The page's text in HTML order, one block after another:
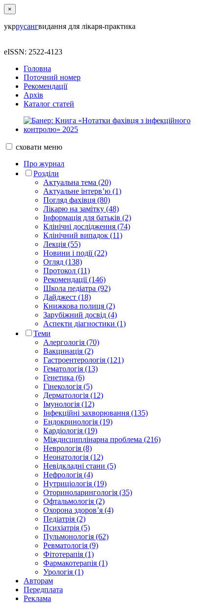
×
укррусангвидання для лікаря-практика
eISSN: 2522-4123
Головна
Поточний номер
Рекомендації
Архів
Каталог статей
сховати меню
Про журнал
Розділи
Актуальна тема (20)
Актуальне інтерв’ю (1)
Погляд фахівця (80)
Лікарю на замітку (48)
Інформація для батьків (2)
Клінічні дослідження (74)
Клінічний випадок (11)
Лекція (55)
Новини і події (22)
Огляд (138)
Протокол (11)
Рекомендації (146)
Школа педіатра (92)
Дайджест (18)
Книжкова полиця (2)
Зарубіжний досвід (4)
Аспекти діагностики (1)
Теми
Алергологія (70)
Вакцинація (2)
Гастроентерологія (121)
Гематологія (13)
Генетика (6)
Гінекологія (5)
Дерматологія (12)
Імунологія (12)
Інфекційні захворювання (135)
Ендокринологія (19)
Кардіологія (19)
Міждисциплінарна проблема (216)
Неврологія (8)
Неонатологія (12)
Невідкладні стани (5)
Нефрологія (4)
Нутриціологія (19)
Оториноларингологія (35)
Офтальмологія (2)
Охорона здоров’я (4)
Педіатрія (2)
Психіатрія (5)
Пульмонологія (62)
Ревматологія (9)
Фітотерапія (1)
Фармакотерапія (1)
Урологія (1)
Авторам
Передплата
Реклама